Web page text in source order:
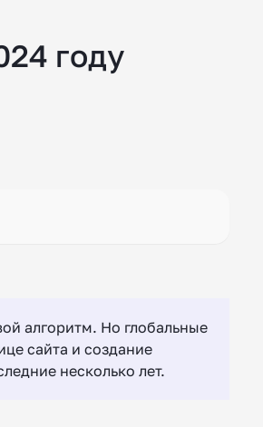
году
алгоритм. Но глобальные
сайта и создание
несколько лет.